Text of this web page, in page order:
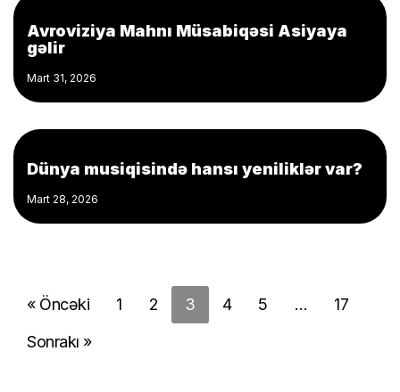
Avroviziya Mahnı Müsabiqəsi Asiyaya
gəlir
Mart 31, 2026
Dünya musiqisində hansı yeniliklər var?
Mart 28, 2026
« Öncəki 1 2 3 4 5 …
17
Sonrakı »